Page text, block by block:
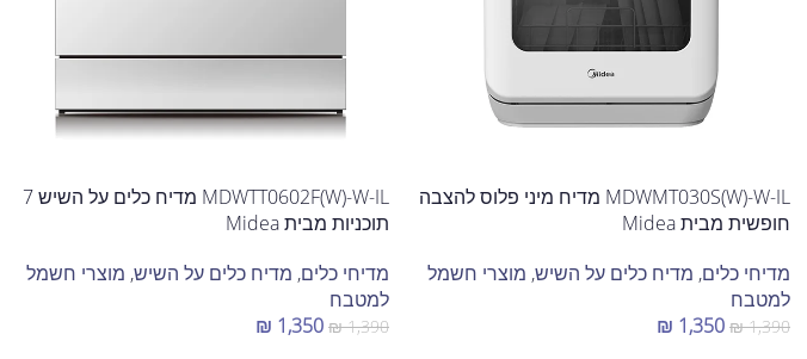
MDWMT030S(W)-W-IL מדיח מיני פלוס להצבה
חופשית מבית Midea
מדיחי כלים, מדיח כלים על השיש, מוצרי חשמל
למטבח
₪1,390
₪ 1,350
MDWTT0602F(W)-W-IL מדיח כלים על השיש 7
תוכניות מבית Midea
מדיחי כלים, מדיח כלים על השיש, מוצרי חשמל
למטבח
₪1,390
₪ 1,350